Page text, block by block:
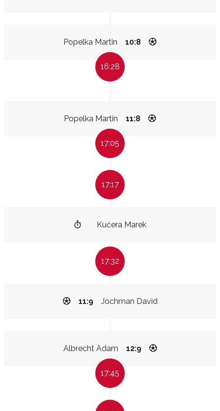
Popelka Martin 10:8
16:28
Popelka Martin 11:8
17:05
17:17
Kučera Marek
17:32
Jochman David
11:9
Albrecht Adam 12:9
17:45